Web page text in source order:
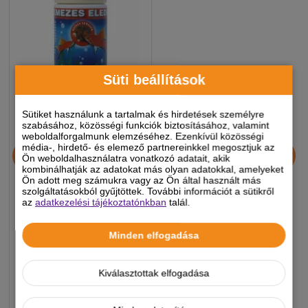
Süti beállítások
Sütiket használunk a tartalmak és hirdetések személyre
szabásához, közösségi funkciók biztosításához, valamint
weboldalforgalmunk elemzéséhez. Ezenkívül közösségi
média-, hirdető- és elemező partnereinkkel megosztjuk az
Ön weboldalhasználatra vonatkozó adatait, akik
kombinálhatják az adatokat más olyan adatokkal, amelyeket
Ön adott meg számukra vagy az Ön által használt más
szolgáltatásokból gyűjtöttek. További információt a sütikről
azadatkezelési tájékoztatónkban talál.
Minden elfogadása
Kiválasztottak elfogadása
Bio-Lio Haltáp Lemezes
120ml
590 Ft
-5%
Készleten, várható szállítás 1-3